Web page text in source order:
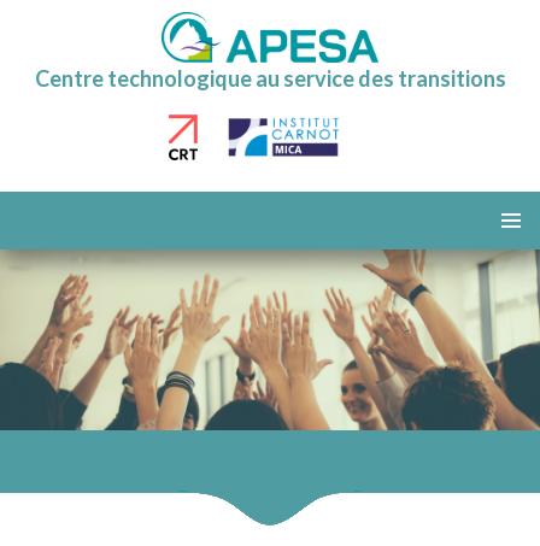
Centre technologique au service des transitions
MENU
AU
CONTENU